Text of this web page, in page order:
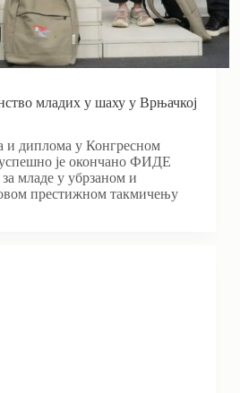
младих у шаху у Врњачкој
и диплома у Конгресном
успешно је окончано ФИДЕ
младе у убрзаном и
престижном такмичењу